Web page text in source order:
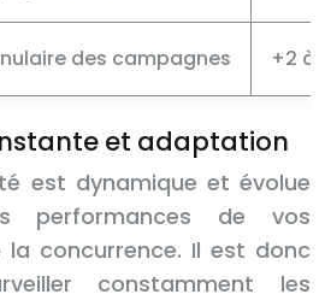
des campagnes +2 à
et adaptation
est dynamique et évolue
performances de vos
concurrence. Il est donc
constamment les